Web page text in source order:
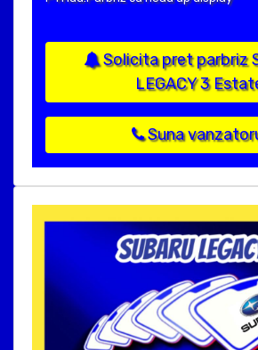
Solicita pret parbriz
LEGACY 3
Suna